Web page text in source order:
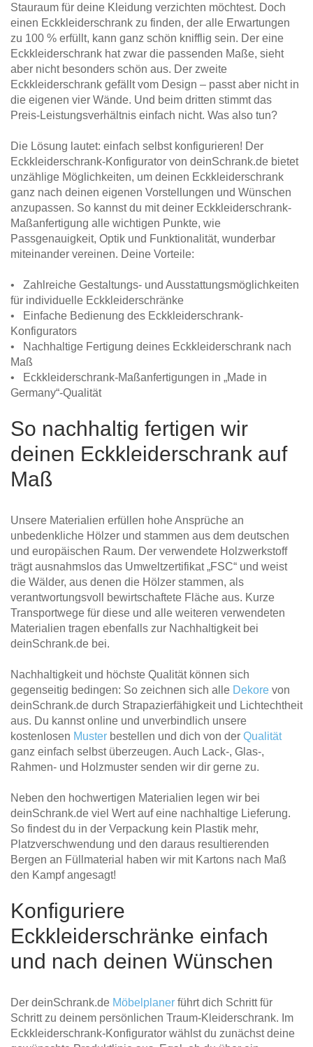
Stauraum für deine Kleidung verzichten möchtest. Doch
einen Eckkleiderschrank zu finden, der alle Erwartungen
zu 100 % erfüllt, kann ganz schön knifflig sein. Der eine
Eckkleiderschrank hat zwar die passenden Maße, sieht
aber nicht besonders schön aus. Der zweite
Eckkleiderschrank gefällt vom Design – passt aber nicht in
die eigenen vier Wände. Und beim dritten stimmt das
Preis-Leistungsverhältnis einfach nicht. Was also tun?
Die Lösung lautet: einfach selbst konfigurieren! Der
Eckkleiderschrank-Konfigurator von deinSchrank.de bietet
unzählige Möglichkeiten, um deinen Eckkleiderschrank
ganz nach deinen eigenen Vorstellungen und Wünschen
anzupassen. So kannst du mit deiner Eckkleiderschrank-
Maßanfertigung alle wichtigen Punkte, wie
Passgenauigkeit, Optik und Funktionalität, wunderbar
miteinander vereinen. Deine Vorteile:
• Zahlreiche Gestaltungs- und Ausstattungsmöglichkeiten
für individuelle Eckkleiderschränke
• Einfache Bedienung des Eckkleiderschrank-
Konfigurators
• Nachhaltige Fertigung deines Eckkleiderschrank nach
Maß
• Eckkleiderschrank-Maßanfertigungen in „Made in
Germany“-Qualität
So nachhaltig fertigen wir
deinen Eckkleiderschrank auf
Maß
Unsere Materialien erfüllen hohe Ansprüche an
unbedenkliche Hölzer und stammen aus dem deutschen
und europäischen Raum. Der verwendete Holzwerkstoff
trägt ausnahmslos das Umweltzertifikat „FSC“ und weist
die Wälder, aus denen die Hölzer stammen, als
verantwortungsvoll bewirtschaftete Fläche aus. Kurze
Transportwege für diese und alle weiteren verwendeten
Materialien tragen ebenfalls zur Nachhaltigkeit bei
deinSchrank.de bei.
Nachhaltigkeit und höchste Qualität können sich
gegenseitig bedingen: So zeichnen sich alle Dekore von
deinSchrank.de durch Strapazierfähigkeit und Lichtechtheit
aus. Du kannst online und unverbindlich unsere
kostenlosen Muster bestellen und dich von der Qualität
ganz einfach selbst überzeugen. Auch Lack-, Glas-,
Rahmen- und Holzmuster senden wir dir gerne zu.
Neben den hochwertigen Materialien legen wir bei
deinSchrank.de viel Wert auf eine nachhaltige Lieferung.
So findest du in der Verpackung kein Plastik mehr,
Platzverschwendung und den daraus resultierenden
Bergen an Füllmaterial haben wir mit Kartons nach Maß
den Kampf angesagt!
Konfiguriere
Eckkleiderschränke einfach
und nach deinen Wünschen
Der deinSchrank.de Möbelplaner führt dich Schritt für
Schritt zu deinem persönlichen Traum-Kleiderschrank. Im
Eckkleiderschrank-Konfigurator wählst du zunächst deine